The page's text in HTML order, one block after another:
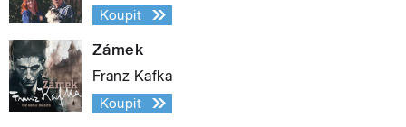
Koupit
Zámek
Franz Kafka
Koupit